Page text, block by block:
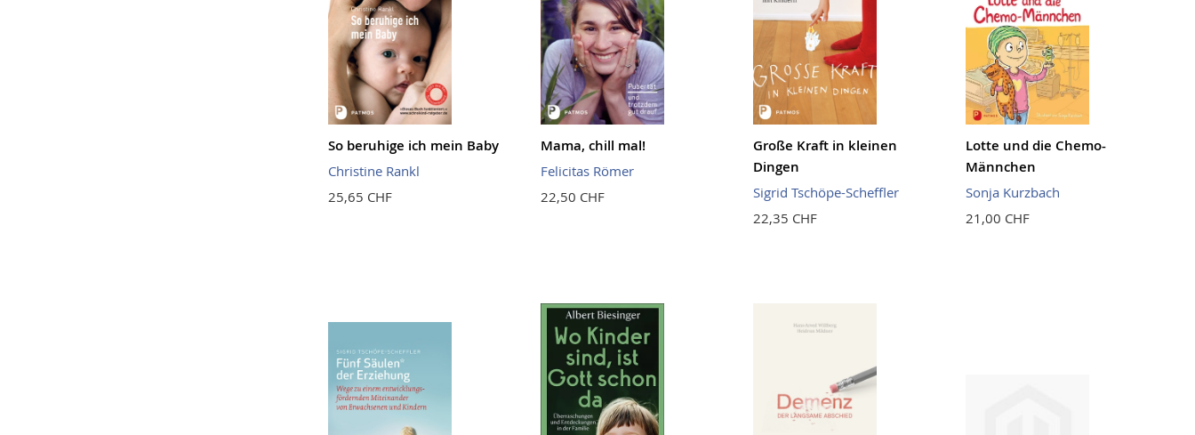
So beruhige ich mein Baby
Christine Rankl
25,65 CHF
Mama, chill mal!
Felicitas Römer
22,50 CHF
Große Kraft in kleinen
Dingen
Sigrid Tschöpe-Scheffler
22,35 CHF
Lotte und die Chemo-
Männchen
Sonja Kurzbach
21,00 CHF